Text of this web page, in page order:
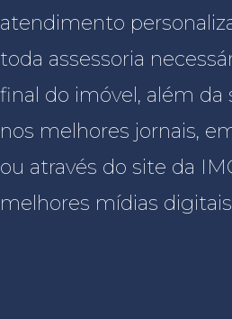
atendimento
toda assessoria
final do imóvel, além da
nos melhores jornais,
ou através do site da
melhores mídias